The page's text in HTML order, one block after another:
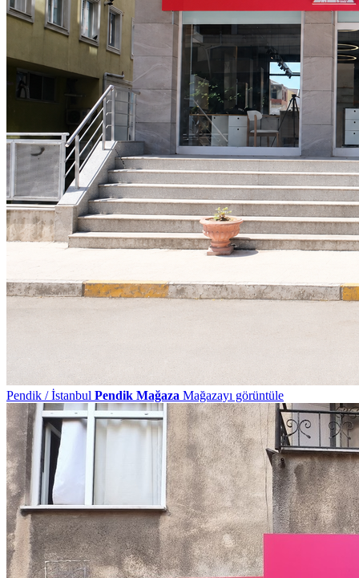
Pendik / İstanbul Pendik Mağaza Mağazayı görüntüle